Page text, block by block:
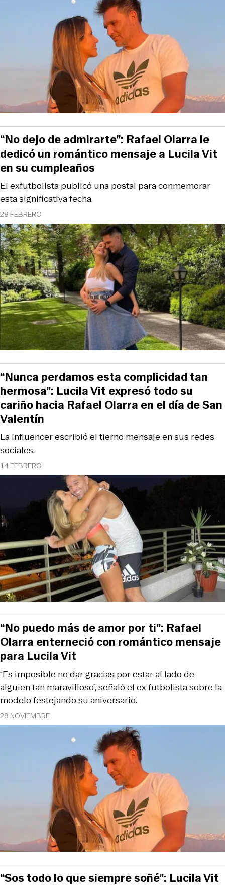
28 FEBRERO
El exfutbolista publicó una postal para conmemorar
esta significativa fecha.
“No dejo de admirarte”: Rafael Olarra le
dedicó un romántico mensaje a Lucila Vit
en su cumpleaños
14 FEBRERO
La influencer escribió el tierno mensaje en sus redes
sociales.
“Nunca perdamos esta complicidad tan
hermosa”: Lucila Vit expresó todo su
cariño hacia Rafael Olarra en el día de San
Valentín
29 NOVIEMBRE
“Es imposible no dar gracias por estar al lado de
alguien tan maravilloso”, señaló el ex futbolista sobre la
modelo festejando su aniversario.
“No puedo más de amor por ti”: Rafael
Olarra enterneció con romántico mensaje
para Lucila Vit
“Sos todo lo que siempre soñé”: Lucila Vit